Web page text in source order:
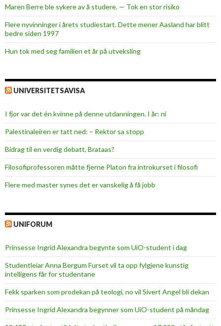
Maren Berre ble sykere av å studere. — Tok en stor risiko
Flere nyvinninger i årets studiestart. Dette mener Aasland har blitt
bedre siden 1997
Hun tok med seg familien et år på utveksling
UNIVERSITETSAVISA
I fjor var det én kvinne på denne utdanningen. I år: ni
Palestinaleiren er tatt ned: – Rektor sa stopp
Bidrag til en verdig debatt, Brataas?
Filosofiprofessoren måtte fjerne Platon fra introkurset i filosofi
Flere med master synes det er vanskelig å få jobb
UNIFORUM
Prinsesse Ingrid Alexandra begynte som UiO-student i dag
Studentleiar Anna Bergum Furset vil ta opp fylgjene kunstig
intelligens får for studentane
Fekk sparken som prodekan på teologi, no vil Sivert Angel bli dekan
Prinsesse Ingrid Alexandra begynner som UiO-student på måndag